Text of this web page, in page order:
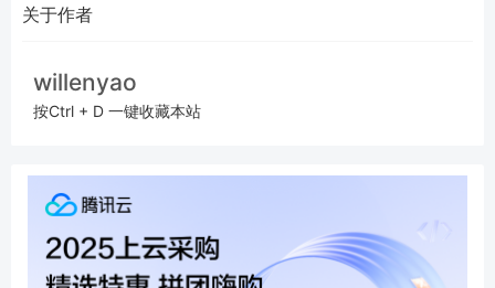
关于作者
willenyao
按Ctrl + D 一键收藏本站